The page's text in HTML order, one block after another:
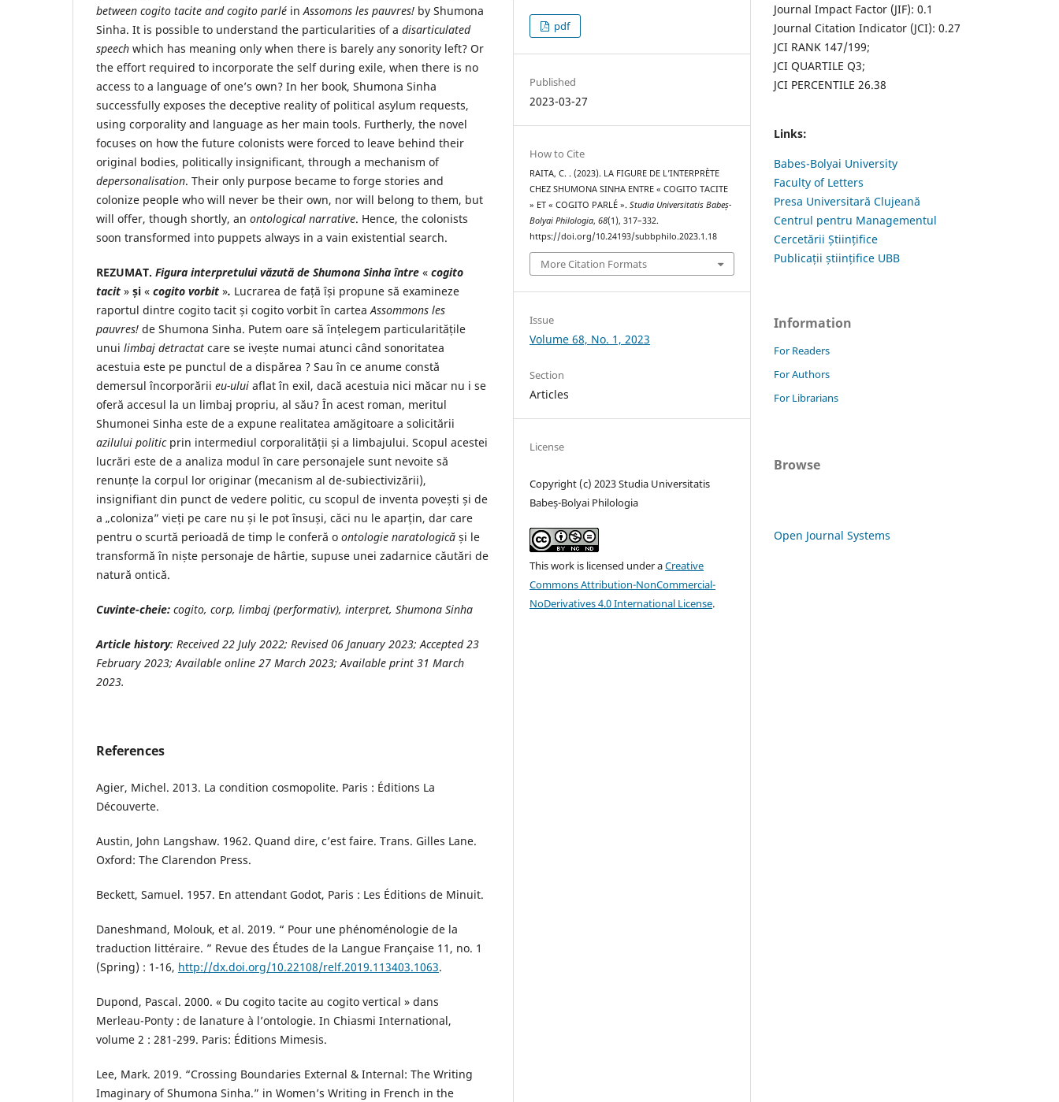
between cogito tacite and cogito parlé in Assomons les pauvres! by Shumona
Sinha. It is possible to understand the particularities of a disarticulated
speech which has meaning only when there is barely any sonority left? Or
the effort required to incorporate the self during exile, when there is no
access to a language of one’s own? In her book, Shumona Sinha
successfully exposes the deceptive reality of political asylum requests,
using corporality and language as her main tools. Furtherly, the novel
focuses on how the future colonists were forced to leave behind their
original bodies, politically insignificant, through a mechanism of
depersonalisation. Their only purpose became to forge stories and
colonize people who will never be their own, nor will belong to them, but
will offer, though shortly, an ontological narrative. Hence, the colonists
soon transformed into puppets always in a vain existential search.
REZUMAT. Figura interpretului văzută de Shumona Sinha între « cogito
tacit » și « cogito vorbit ». Lucrarea de față își propune să examineze
raportul dintre cogito tacit și cogito vorbit în carteaAssommons les
pauvres! de Shumona Sinha. Putem oare să înțelegem particularitățile
unui limbaj detractat care se ivește numai atunci când sonoritatea
acestuia este pe punctul de a dispărea ? Sau în ce anume constă
demersul încorporării eu-ului aflat în exil, dacă acestuia nici măcar nu i se
oferă accesul la un limbaj propriu, al său? În acest roman, meritul
Shumonei Sinha este de a expune realitatea amăgitoare a solicitării
azilului politicprin intermediul corporalității și a limbajului. Scopul acestei
lucrări este de a analiza modul în care personajele sunt nevoite să
renunțe la corpul lor originar (mecanism al de-subiectivizării),
insignifiant din punct de vedere politic, cu scopul de inventa povești și de
a „coloniza” vieți pe care nu și le pot însuși, căci nu le aparțin, dar care
pentru o scurtă perioadă de timp le conferă o ontologie naratologică și le
transformă în niște personaje de hârtie, supuse unei zadarnice căutări de
natură ontică.
Cuvinte-cheie: cogito, corp, limbaj (performativ), interpret, Shumona Sinha
Article history: Received 22 July 2022; Revised 06 January 2023; Accepted 23
February 2023; Available online 27 March 2023; Available print 31 March
2023.
References
Agier, Michel. 2013. La condition cosmopolite. Paris : Éditions La
Découverte.
Austin, John Langshaw. 1962. Quand dire, c’est faire. Trans. Gilles Lane.
Oxford: The Clarendon Press.
Beckett, Samuel. 1957. En attendant Godot, Paris : Les Éditions de Minuit.
Daneshmand, Molouk, et al. 2019. “ Pour une phénoménologie de la
traduction littéraire. ” Revue des Études de la Langue Française 11, no. 1
(Spring) : 1-16, http://dx.doi.org/10.22108/relf.2019.113403.1063.
Dupond, Pascal. 2000. « Du cogito tacite au cogito vertical » dans
Merleau-Ponty : de lanature à l’ontologie. In Chiasmi International,
volume 2 : 281-299. Paris: Éditions Mimesis.
Lee, Mark. 2019. “Crossing Boundaries External & Internal: The Writing
Imaginary of Shumona Sinha.” in Women’s Writing in French in the
pdf
Published
2023-03-27
How to Cite
RAITA, C. . (2023). LA FIGURE DE L’INTERPRÈTE
CHEZ SHUMONA SINHA ENTRE « COGITO TACITE
» ET « COGITO PARLÉ ».Studia Universitatis Babeș-
Bolyai Philologia,68(1), 317–332.
https://doi.org/10.24193/subbphilo.2023.1.18
More Citation Formats
Issue
Volume 68, No. 1, 2023
Section
Articles
License
Copyright (c) 2023 Studia Universitatis
Babeș-Bolyai Philologia
This work is licensed under aCreative
Commons Attribution-NonCommercial-
NoDerivatives 4.0 International License.
Journal Impact Factor (JIF): 0.1
Journal Citation Indicator (JCI): 0.27
JCI RANK 147/199;
JCI QUARTILE Q3;
JCI PERCENTILE 26.38
Links:
Babes-Bolyai University
Faculty of Letters
Presa Universitară Clujeană
Centrul pentru Managementul
Cercetării Științifice
Publicații științifice UBB
Information
For Readers
For Authors
For Librarians
Browse
Open Journal Systems